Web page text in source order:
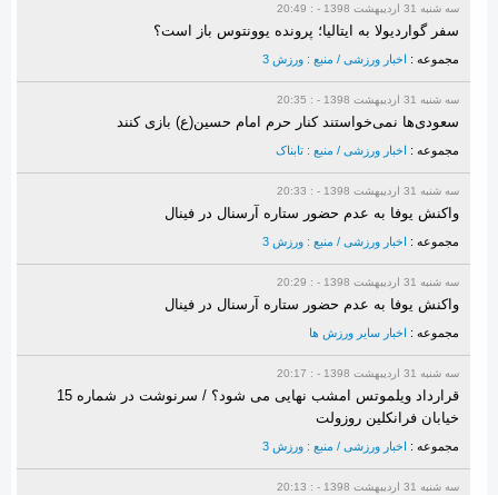
سه شنبه 31 ارديبهشت 1398 - : 20:49
سفر گواردیولا به ایتالیا؛ پرونده یوونتوس باز است؟
مجموعه : اخبار ورزشی / منبع : ورزش 3
سه شنبه 31 ارديبهشت 1398 - : 20:35
سعودی‌ها نمی‌خواستند کنار حرم امام حسین(ع) بازی کنند
مجموعه : اخبار ورزشی / منبع : تابناک
سه شنبه 31 ارديبهشت 1398 - : 20:33
واکنش یوفا به عدم حضور ستاره آرسنال در فینال
مجموعه : اخبار ورزشی / منبع : ورزش 3
سه شنبه 31 ارديبهشت 1398 - : 20:29
واکنش یوفا به عدم حضور ستاره آرسنال در فینال
مجموعه : اخبار سایر ورزش ها
سه شنبه 31 ارديبهشت 1398 - : 20:17
قرارداد ویلموتس امشب نهایی می شود؟ / سرنوشت در شماره 15
خیابان فرانکلین روزولت
مجموعه : اخبار ورزشی / منبع : ورزش 3
سه شنبه 31 ارديبهشت 1398 - : 20:13